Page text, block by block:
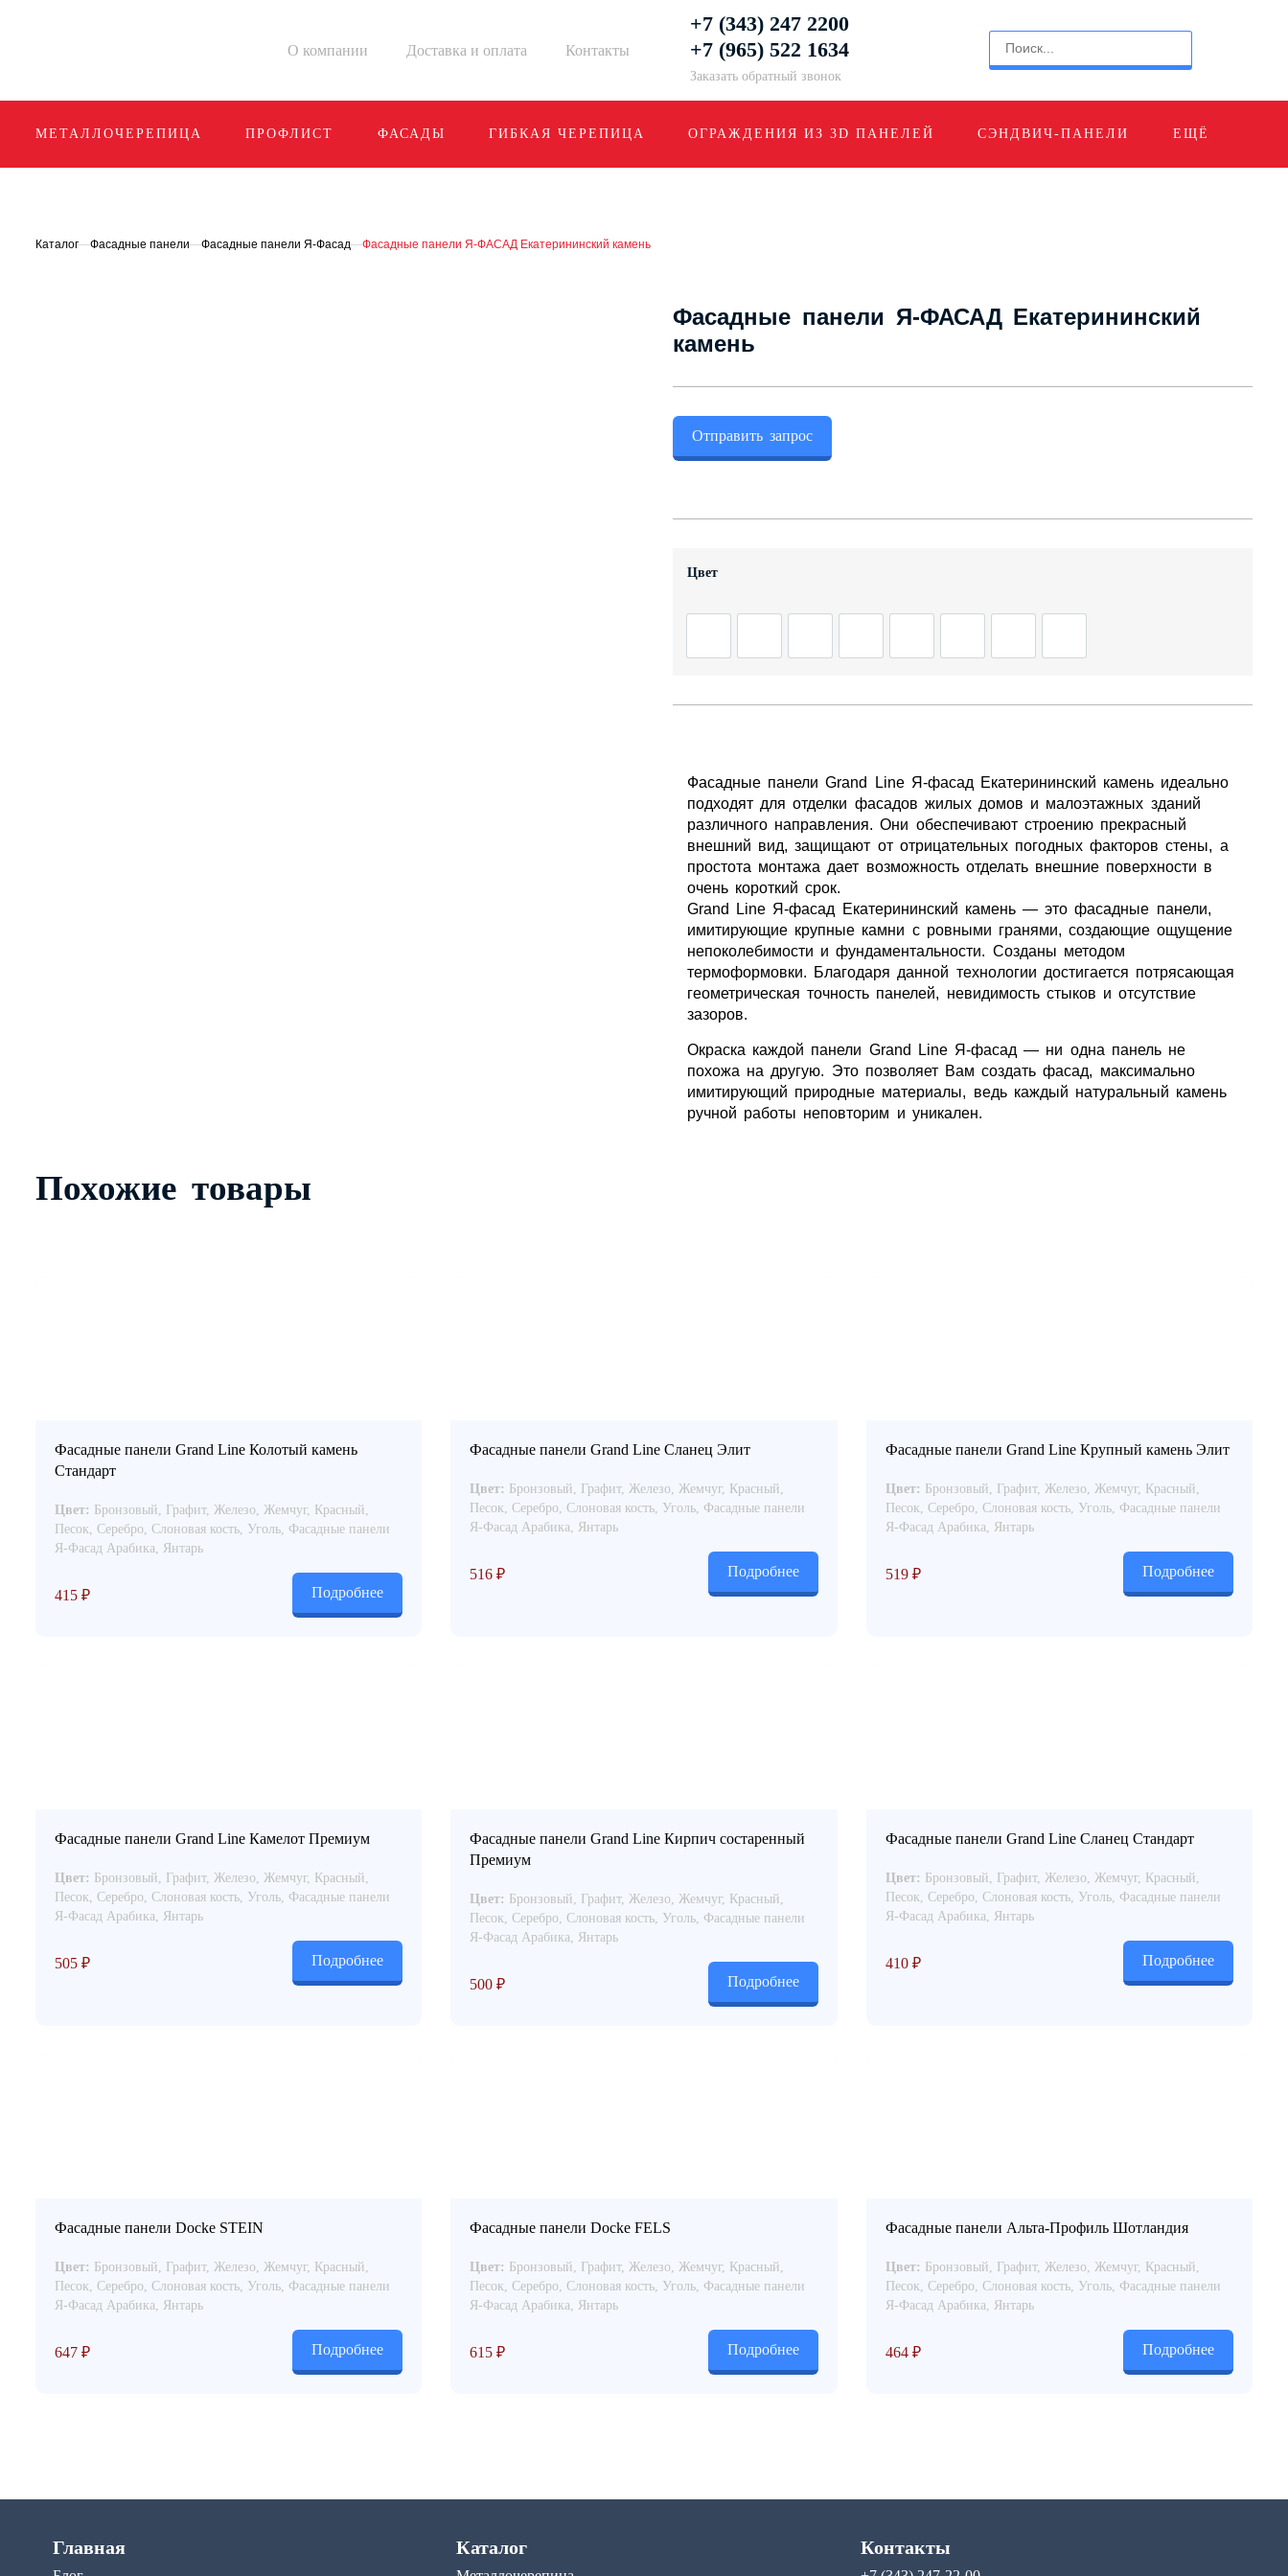
О компании Доставка и оплата Контакты
+7 (343) 247 2200
+7 (965) 522 1634
Заказать обратный звонок
МЕТАЛЛОЧЕРЕПИЦА ПРОФЛИСТ ФАСАДЫ ГИБКАЯ ЧЕРЕПИЦА ОГРАЖДЕНИЯ ИЗ 3D ПАНЕЛЕЙ СЭНДВИЧ-ПАНЕЛИ ЕЩЁ
ОГРАЖДЕНИЯ ИЗ 3D ПАНЕЛЕЙ
Каталог—Фасадные панели—Фасадные панели Я-Фасад—Фасадные панели Я-ФАСАД Екатерининский камень
Фасадные панели Я-ФАСАД Екатерининский
камень
Отправить запрос
Цвет
Фасадные панели Grand Line Я-фасад Екатерининский камень идеально
подходят для отделки фасадов жилых домов и малоэтажных зданий
различного направления. Они обеспечивают строению прекрасный
внешний вид, защищают от отрицательных погодных факторов стены, а
простота монтажа дает возможность отделать внешние поверхности в
очень короткий срок.
Grand Line Я-фасад Екатерининский камень — это фасадные панели,
имитирующие крупные камни с ровными гранями, создающие ощущение
непоколебимости и фундаментальности. Созданы методом
термоформовки. Благодаря данной технологии достигается потрясающая
геометрическая точность панелей, невидимость стыков и отсутствие
зазоров.
Окраска каждой панели Grand Line Я-фасад — ни одна панель не
похожа на другую. Это позволяет Вам создать фасад, максимально
имитирующий природные материалы, ведь каждый натуральный камень
ручной работы неповторим и уникален.
Похожие товары
Фасадные панели Grand Line Колотый камень
Стандарт
Цвет: Бронзовый, Графит, Железо, Жемчуг, Красный,
Песок, Серебро, Слоновая кость, Уголь, Фасадные панели
Я-Фасад Арабика, Янтарь
415 ₽ Подробнее
Фасадные панели Grand Line Сланец Элит
Цвет: Бронзовый, Графит, Железо, Жемчуг, Красный,
Песок, Серебро, Слоновая кость, Уголь, Фасадные панели
Я-Фасад Арабика, Янтарь
516₽ Подробнее
Фасадные панели Grand Line Крупный камень Элит
Цвет: Бронзовый, Графит, Железо, Жемчуг, Красный,
Песок, Серебро, Слоновая кость, Уголь, Фасадные панели
Я-Фасад Арабика, Янтарь
519 ₽ Подробнее
Фасадные панели Grand Line Камелот Премиум
Цвет: Бронзовый, Графит, Железо, Жемчуг, Красный,
Песок, Серебро, Слоновая кость, Уголь, Фасадные панели
Я-Фасад Арабика, Янтарь
505 ₽ Подробнее
Фасадные панели Grand Line Кирпич состаренный
Премиум
Цвет: Бронзовый, Графит, Железо, Жемчуг, Красный,
Песок, Серебро, Слоновая кость, Уголь, Фасадные панели
Я-Фасад Арабика, Янтарь
500₽ Подробнее
Фасадные панели Grand Line Сланец Стандарт
Цвет: Бронзовый, Графит, Железо, Жемчуг, Красный,
Песок, Серебро, Слоновая кость, Уголь, Фасадные панели
Я-Фасад Арабика, Янтарь
410 ₽ Подробнее
Фасадные панели Docke STEIN
Цвет: Бронзовый, Графит, Железо, Жемчуг, Красный,
Песок, Серебро, Слоновая кость, Уголь, Фасадные панели
Я-Фасад Арабика, Янтарь
647 ₽ Подробнее
Фасадные панели Docke FELS
Цвет: Бронзовый, Графит, Железо, Жемчуг, Красный,
Песок, Серебро, Слоновая кость, Уголь, Фасадные панели
Я-Фасад Арабика, Янтарь
615₽ Подробнее
Фасадные панели Альта-Профиль Шотландия
Цвет: Бронзовый, Графит, Железо, Жемчуг, Красный,
Песок, Серебро, Слоновая кость, Уголь, Фасадные панели
Я-Фасад Арабика, Янтарь
464 ₽ Подробнее
Главная Каталог Контакты